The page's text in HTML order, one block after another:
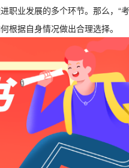
职业发展的多个环节。那么，“
根据自身情况做出合理选择。